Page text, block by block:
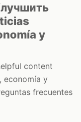
y
content
economía y
frecuentes